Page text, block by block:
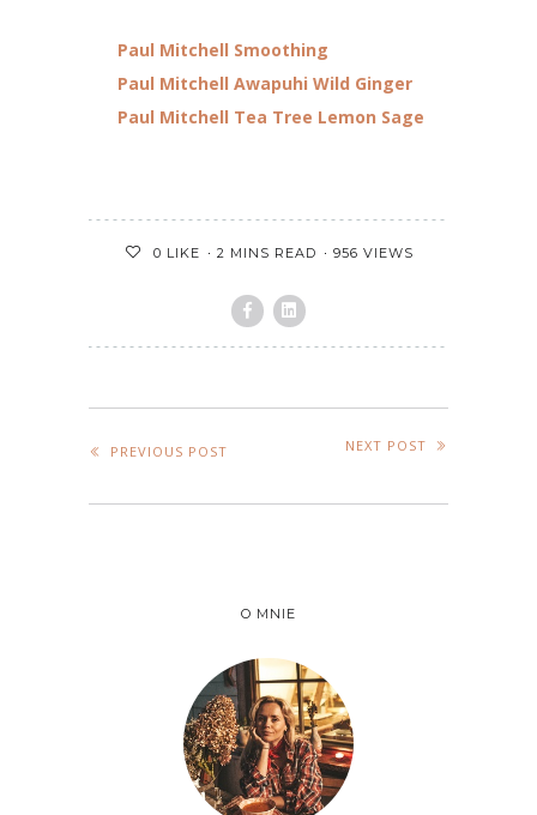
Paul Mitchell Smoothing
Paul Mitchell Awapuhi Wild Ginger
Paul Mitchell Tea Tree Lemon Sage
0 LIKE 2 MINS READ 956 VIEWS
PREVIOUS POST NEXT POST
O MNIE